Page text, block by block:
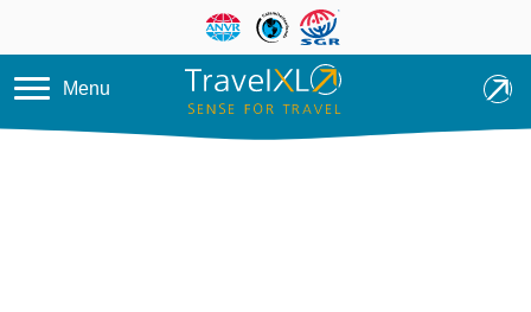
Overslaan en naar de inhoud
Menu